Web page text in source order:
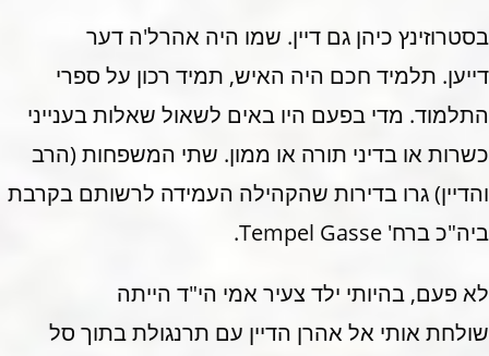
בסטרוזינץ כיהן גם דיין. שמו היה אהרל'ה דער
דייען. תלמיד חכם היה האיש, תמיד רכון על ספרי
התלמוד. מדי בפעם היו באים לשאול שאלות בענייני
כשרות או בדיני תורה או ממון. שתי המשפחות (הרב
והדיין) גרו בדירות שהקהילה העמידה לרשותם בקרבת
ביה"כ ברח' Tempel Gasse.
לא פעם, בהיותי ילד צעיר אמי הי"ד הייתה
שולחת אותי אל אהרן הדיין עם תרנגולת בתוך סל